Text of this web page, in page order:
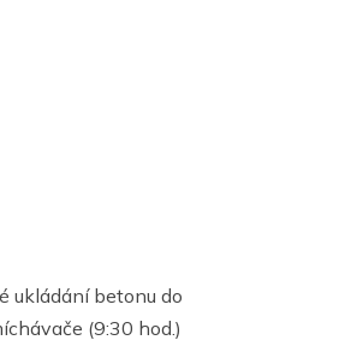
ukládání betonu do
(9:30 hod.)